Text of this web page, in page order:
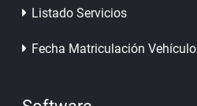
Listado Servicios
Fecha Matriculación Vehículo